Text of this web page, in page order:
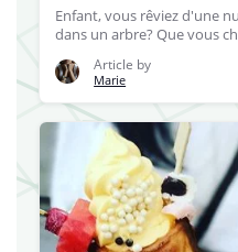
Enfant, vous rêviez d'une
dans un arbre? Que vous
Article by
Marie